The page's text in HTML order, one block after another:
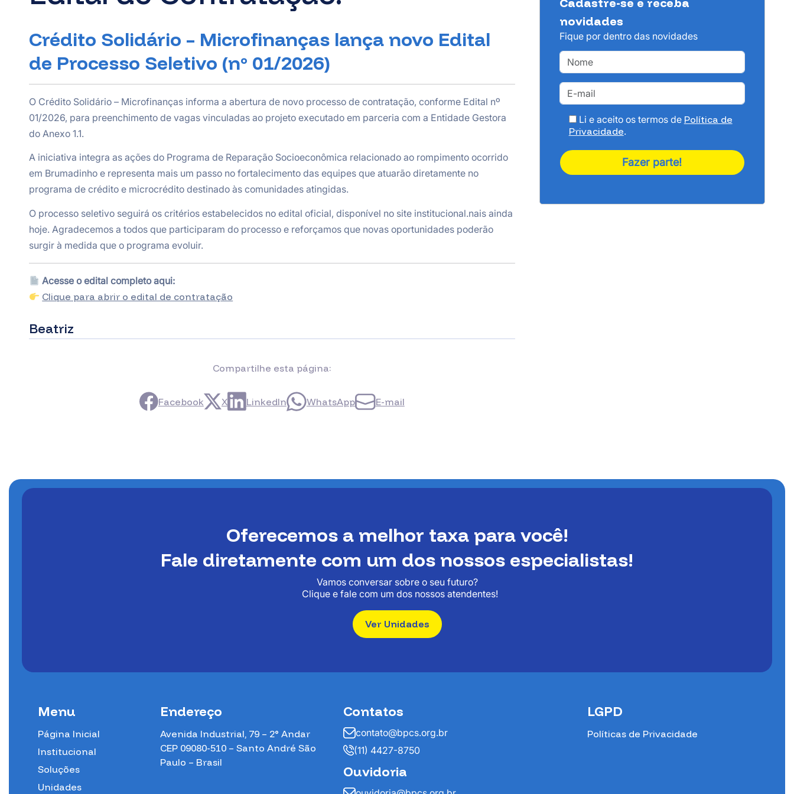
Crédito Solidário – Microfinanças lança novo Edital
de Processo Seletivo (nº 01/2026)
O Crédito Solidário – Microfinanças informa a abertura de novo processo de contratação, conforme Edital nº
01/2026, para preenchimento de vagas vinculadas ao projeto executado em parceria com a Entidade Gestora
do Anexo 1.1.
A iniciativa integra as ações do Programa de Reparação Socioeconômica relacionado ao rompimento ocorrido
em Brumadinho e representa mais um passo no fortalecimento das equipes que atuarão diretamente no
programa de crédito e microcrédito destinado às comunidades atingidas.
O processo seletivo seguirá os critérios estabelecidos no edital oficial, disponível no site institucional.nais ainda
hoje. Agradecemos a todos que participaram do processo e reforçamos que novas oportunidades poderão
surgir à medida que o programa evoluir.
Acesse o edital completo aqui:
Clique para abrir o edital de contratação
Beatriz
novidades
Fique por dentro das novidades
Li e aceito os termos de Política de
Privacidade.
Compartilhe esta página:
Facebook X LinkedIn WhatsApp E-mail
Oferecemos a melhor taxa para você!
Fale diretamente com um dos nossos especialistas!
Vamos conversar sobre o seu futuro?
Clique e fale com um dos nossos atendentes!
Ver Unidades
Menu
Página Inicial
Institucional
Soluções
Unidades
Endereço
Avenida Industrial, 79 – 2° Andar
CEP 09080-510 – Santo André São
Paulo – Brasil
Contatos
contato@bpcs.org.br
(11) 4427-8750
Ouvidoria
LGPD
Políticas de Privacidade